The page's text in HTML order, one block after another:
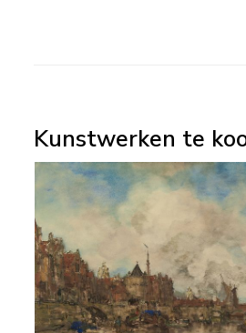
Kunstwerken te